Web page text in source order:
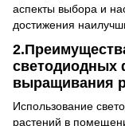
аспекты выбора и
достижения
светодиодных
выращивания
Использование
растений в